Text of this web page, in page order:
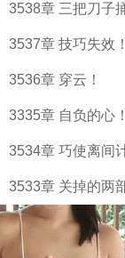
3538章 三把刀子
3537章 技巧失效！
3536章 穿云！
3335章 自负的心！
3534章 巧使离间
3533章 关掉的两